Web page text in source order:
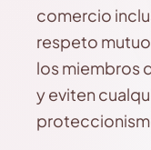
comercio
respeto
los miembros
y eviten